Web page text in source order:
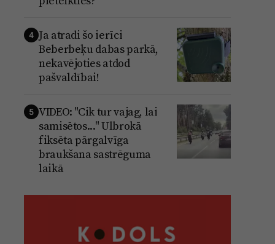
4 Ja atradi šo ierīci
Beberbeķu dabas parkā,
nekavējoties atdod
pašvaldībai!
5 VIDEO: "Cik tur vajag, lai
samisētos..." Ulbrokā
fiksēta pārgalvīga
braukšana sastrēguma
laikā